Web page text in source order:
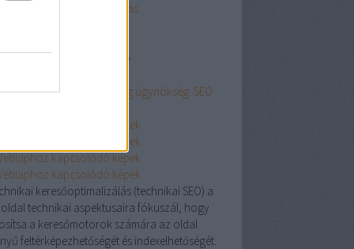
szőnyegtisztítás
onlinemarketing101.biz ›
- Marketing ügynökség: SEO
keresőoptimalizálás (technikai SEO) a
technikai aspektusaira fókuszál, hogy
a keresőmotorok számára az oldal
feltérképezhetőségét és indexelhetőségét.